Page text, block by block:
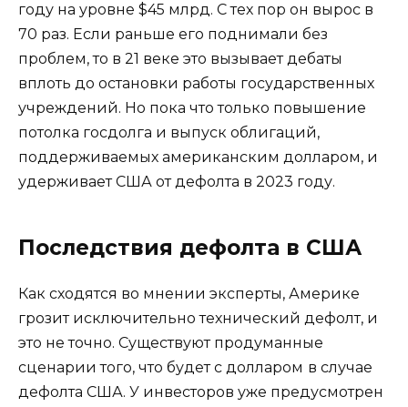
году на уровне $45 млрд. С тех пор он вырос в
70 раз. Если раньше его поднимали без
проблем, то в 21 веке это вызывает дебаты
вплоть до остановки работы государственных
учреждений. Но пока что только повышение
потолка госдолга и выпуск облигаций,
поддерживаемых американским долларом, и
удерживает США от дефолта в 2023 году.
Последствия дефолта в США
Как сходятся во мнении эксперты, Америке
грозит исключительно технический дефолт, и
это не точно. Существуют продуманные
сценарии того, что будет с долларом в случае
дефолта США. У инвесторов уже предусмотрен